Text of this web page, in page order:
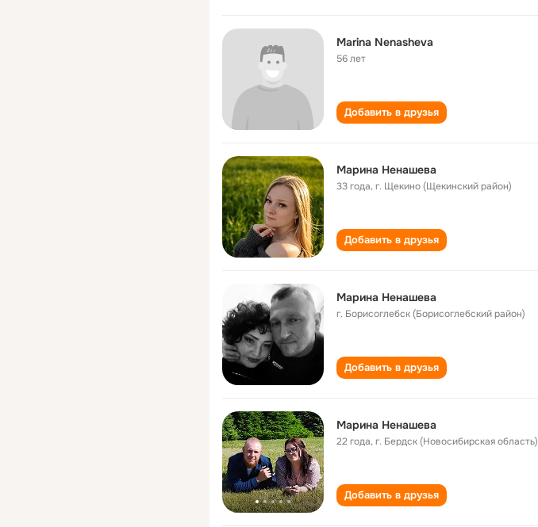
Marina Nenasheva
56 лет
Добавить в друзья
Марина Ненашева
33 года,г. Щекино (Щекинский район)
Добавить в друзья
Марина Ненашева
г. Борисоглебск (Борисоглебский район)
Добавить в друзья
Марина Ненашева
22 года,г. Бердск (Новосибирская область)
Добавить в друзья